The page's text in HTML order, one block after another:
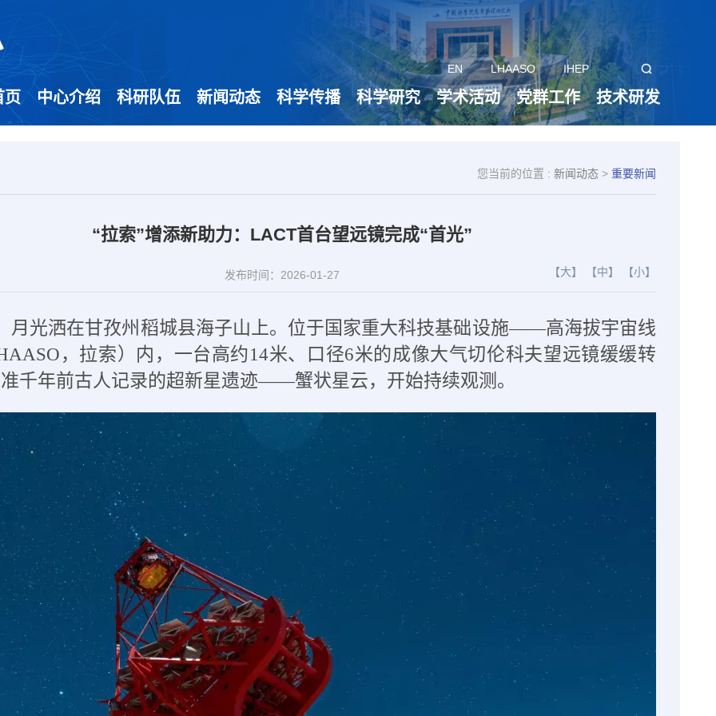
IHEP
LHAASO
EN
页 中心介绍 科研队伍 新闻动态 科学传播 科学研究 学术活动 党群工作 技术研发
您当前的位置 : 新闻动态> 重要新闻
“拉索”增添新助力：LACT首台望远镜完成“首光”
【大】 【中】 【小】
发布时间：2026-01-27
月光洒在甘孜州稻城县海子山上。位于国家重大科技基础设施——高海拔宇宙线
，拉索）内，一台高约14米、口径6米的成像大气切伦科夫望远镜缓缓转
千年前古人记录的超新星遗迹——蟹状星云，开始持续观测。